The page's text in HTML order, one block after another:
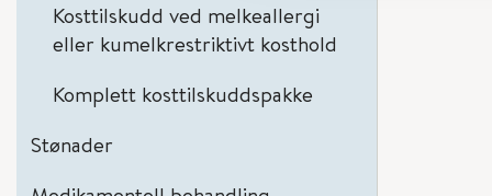
Kosttilskudd ved melkeallergi
eller kumelkrestriktivt kosthold
Komplett kosttilskuddspakke
Stønader